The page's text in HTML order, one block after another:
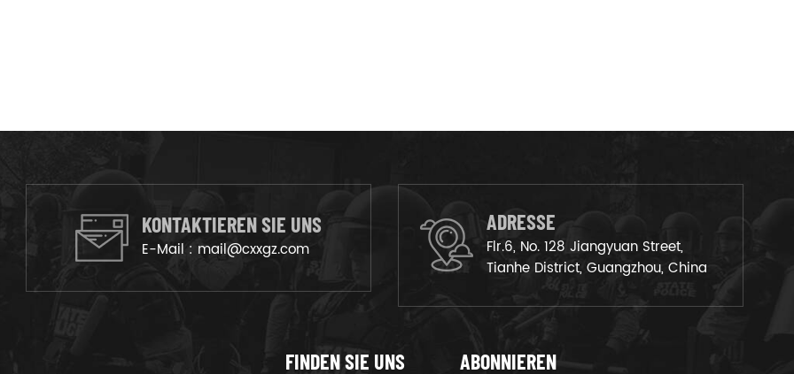
KONTAKTIEREN SIE UNS
E-Mail : mail@cxxgz.com
ADRESSE
Flr.6, No. 128 Jiangyuan Street,
Tianhe District, Guangzhou, China
FINDEN SIE UNS
ABONNIEREN